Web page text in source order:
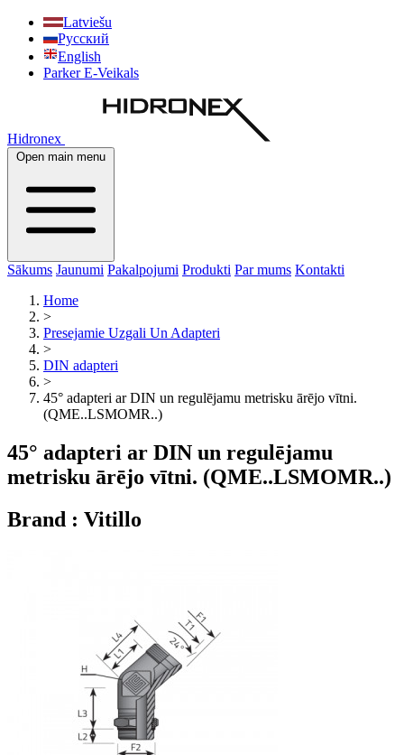
Latviešu
Русский
English
Parker E-Veikals
Hidronex
Open main menu
Sākums Jaunumi Pakalpojumi Produkti Par mums Kontakti
Home
>
Presejamie Uzgali Un Adapteri
>
DIN adapteri
>
45° adapteri ar DIN un regulējamu metrisku ārējo vītni.
(QME..LSMOMR..)
45° adapteri ar DIN un regulējamu
metrisku ārējo vītni. (QME..LSMOMR..)
Brand : Vitillo